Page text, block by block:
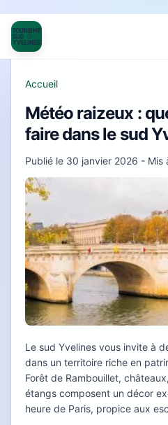
Accueil
Météo raizeux :
faire dans le sud
Publié le 30 janvier 2026 - Mis
Le sud Yvelines vous invite à
dans un territoire riche en
Forêt de Rambouillet,
étangs composent un décor
heure de Paris, propice aux